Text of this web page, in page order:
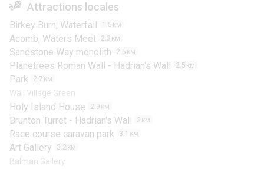
Attractions locales
Birkey Burn, Waterfall 1.5 KM
Acomb, Waters Meet 2.3 KM
Sandstone Way monolith 2.5 KM
Planetrees Roman Wall - Hadrian's Wall 2.5 KM
Park 2.7 KM
Wall Village Green
Holy Island House 2.9 KM
Brunton Turret - Hadrian's Wall 3 KM
Race course caravan park 3.1 KM
Art Gallery 3.2 KM
Balman Gallery